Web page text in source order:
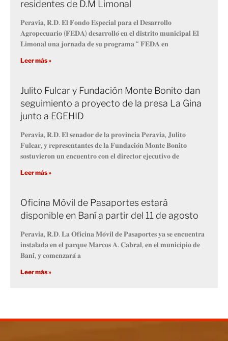
residentes de D.M Limonal
𝐏𝐞𝐫𝐚𝐯𝐢𝐚, 𝐑.𝐃. 𝐄𝐥 𝐅𝐨𝐧𝐝𝐨 𝐄𝐬𝐩𝐞𝐜𝐢𝐚𝐥 𝐩𝐚𝐫𝐚 𝐞𝐥 𝐃𝐞𝐬𝐚𝐫𝐫𝐨𝐥𝐥𝐨
𝐀𝐠𝐫𝐨𝐩𝐞𝐜𝐮𝐚𝐫𝐢𝐨 (𝐅𝐄𝐃𝐀) 𝐝𝐞𝐬𝐚𝐫𝐫𝐨𝐥𝐥𝐨́ 𝐞𝐧 𝐞𝐥 𝐝𝐢𝐬𝐭𝐫𝐢𝐭𝐨 𝐦𝐮𝐧𝐢𝐜𝐢𝐩𝐚𝐥 𝐄𝐥
𝐋𝐢𝐦𝐨𝐧𝐚𝐥 𝐮𝐧𝐚 𝐣𝐨𝐫𝐧𝐚𝐝𝐚 𝐝𝐞 𝐬𝐮 𝐩𝐫𝐨𝐠𝐫𝐚𝐦𝐚 “ 𝐅𝐄𝐃𝐀 𝐞𝐧
Leer más »
Julito Fulcar y Fundación Monte Bonito dan
seguimiento a proyecto de la presa La Gina
junto a EGEHID
𝐏𝐞𝐫𝐚𝐯𝐢𝐚, 𝐑.𝐃. 𝐄𝐥 𝐬𝐞𝐧𝐚𝐝𝐨𝐫 𝐝𝐞 𝐥𝐚 𝐩𝐫𝐨𝐯𝐢𝐧𝐜𝐢𝐚 𝐏𝐞𝐫𝐚𝐯𝐢𝐚, 𝐉𝐮𝐥𝐢𝐭𝐨
𝐅𝐮𝐥𝐜𝐚𝐫, 𝐲 𝐫𝐞𝐩𝐫𝐞𝐬𝐞𝐧𝐭𝐚𝐧𝐭𝐞𝐬 𝐝𝐞 𝐥𝐚 𝐅𝐮𝐧𝐝𝐚𝐜𝐢𝐨́𝐧 𝐌𝐨𝐧𝐭𝐞 𝐁𝐨𝐧𝐢𝐭𝐨
𝐬𝐨𝐬𝐭𝐮𝐯𝐢𝐞𝐫𝐨𝐧 𝐮𝐧 𝐞𝐧𝐜𝐮𝐞𝐧𝐭𝐫𝐨 𝐜𝐨𝐧 𝐞𝐥 𝐝𝐢𝐫𝐞𝐜𝐭𝐨𝐫 𝐞𝐣𝐞𝐜𝐮𝐭𝐢𝐯𝐨 𝐝𝐞
Leer más »
Oficina Móvil de Pasaportes estará
disponible en Baní a partir del 11 de agosto
𝐏𝐞𝐫𝐚𝐯𝐢𝐚, 𝐑.𝐃. 𝐋𝐚 𝐎𝐟𝐢𝐜𝐢𝐧𝐚 𝐌𝐨́𝐯𝐢𝐥 𝐝𝐞 𝐏𝐚𝐬𝐚𝐩𝐨𝐫𝐭𝐞𝐬 𝐲𝐚 𝐬𝐞 𝐞𝐧𝐜𝐮𝐞𝐧𝐭𝐫𝐚
𝐢𝐧𝐬𝐭𝐚𝐥𝐚𝐝𝐚 𝐞𝐧 𝐞𝐥 𝐩𝐚𝐫𝐪𝐮𝐞 𝐌𝐚𝐫𝐜𝐨𝐬 𝐀. 𝐂𝐚𝐛𝐫𝐚𝐥, 𝐞𝐧 𝐞𝐥 𝐦𝐮𝐧𝐢𝐜𝐢𝐩𝐢𝐨 𝐝𝐞
𝐁𝐚𝐧𝐢́, 𝐲 𝐜𝐨𝐦𝐞𝐧𝐳𝐚𝐫𝐚́ 𝐚
Leer más »